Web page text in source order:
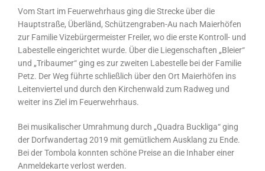
Vom Start im Feuerwehrhaus ging die Strecke über die
Hauptstraße, Überländ, Schützengraben-Au nach Maierhöfen
zur Familie Vizebürgermeister Freiler, wo die erste Kontroll- und
Labestelle eingerichtet wurde. Über die Liegenschaften „Bleier“
und „Tribaumer“ ging es zur zweiten Labestelle bei der Familie
Petz. Der Weg führte schließlich über den Ort Maierhöfen ins
Leitenviertel und durch den Kirchenwald zum Radweg und
weiter ins Ziel im Feuerwehrhaus.
Bei musikalischer Umrahmung durch „Quadra Buckliga“ ging
der Dorfwandertag 2019 mit gemütlichem Ausklang zu Ende.
Bei der Tombola konnten schöne Preise an die Inhaber einer
Anmeldekarte verlost werden.